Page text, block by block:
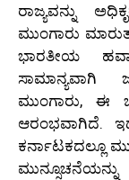
ರಾಜ್ಯವನ್ನು
ಮುಂಗಾರು
ಭಾರತೀಯ
ಸಾಮಾನ್ಯವಾಗಿ
ಮುಂಗಾರು, ಈ
ಆರಂಭವಾಗಿದೆ.
ಕರ್ನಾಟಕದಲ್ಲೂ